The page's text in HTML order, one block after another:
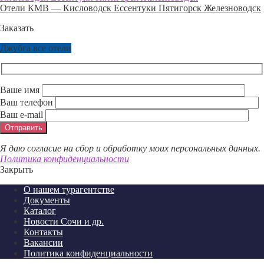
Отели КМВ — Кисловодск Ессентуки Пятигорск Железноводск
Заказать
Джубга все отели
Ваше имя
Ваш телефон
Ваш e-mail
Я даю согласие на сбор и обработку моих персональных данных.
Политика конфиденциальности
Закрыть
О нашем турагентстве
Документы
Каталог
Новости Сочи и др.
Контакты
Вакансии
Политика конфиденциальности